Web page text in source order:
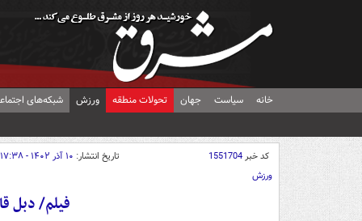
خانه سیاست جهان تحولات منطقه ورزش شبکه‌های
کد خبر1551704 تاریخ انتشار: ۱۰ آذر ۱۴۰۲ - ۱۷:۳۸
ورزش
فیلم/ دبل